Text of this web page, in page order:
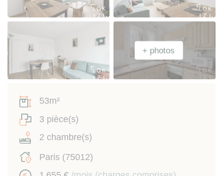
53m²
3 pièce(s)
2 chambre(s)
Paris (75012)